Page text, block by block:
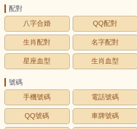
配對
八字合婚
QQ配對
生肖配對 名字配對
星座血型 生肖血型
號碼
手機號碼
電話號碼
QQ號碼 車牌號碼